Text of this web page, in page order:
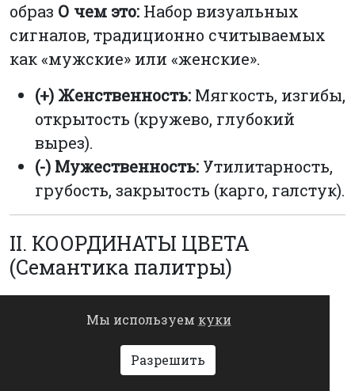
образ О чем это: Набор визуальных
сигналов, традиционно считываемых
как «мужские» или «женские».
(+) Женственность: Мягкость, изгибы,
открытость (кружево, глубокий
вырез).
(-) Мужественность: Утилитарность,
грубость, закрытость (карго, галстук).
II. КООРДИНАТЫ ЦВЕТА
(Семантика палитры)
6. Вес цвета
О чем это:Насколько цвет
Мы используем куки
Разрешить